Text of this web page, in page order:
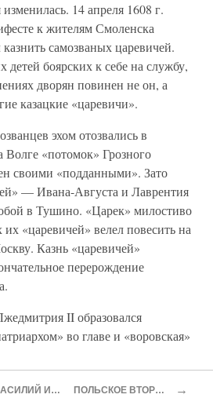
14 апреля 1608 г.
к жителям Смоленска
самозваных царевичей.
детей боярских к себе на службу,
дворян повинен не он, а
казацкие «царевичи».
эхом отозвались в
Волге «потомок» Грозного
своими «подданными». Зато
— Ивана-Августа и Лаврентия
в Тушино. «Царек» милостиво
их «царевичей» велел повесить на
Казнь «царевичей»
перерождение
II образовался
во главе и «воровская»
Филарет Романов занял кафедру
ВЕЛИКИЙ ГОСУДАРЬ ВАСИЛИЙ ИВАНОВИЧ ПОЛЬСКОЕ ВТОРЖЕНИЕ →